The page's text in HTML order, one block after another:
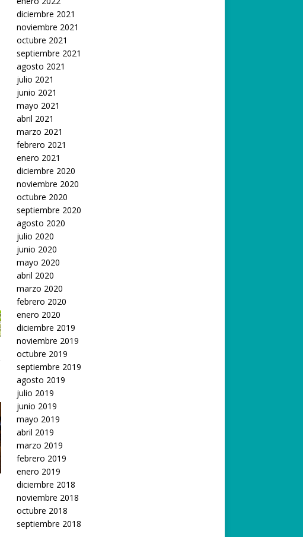
diciembre 2021
noviembre 2021
octubre 2021
septiembre 2021
agosto 2021
julio 2021
junio 2021
mayo 2021
abril 2021
marzo 2021
febrero 2021
enero 2021
diciembre 2020
noviembre 2020
octubre 2020
septiembre 2020
agosto 2020
julio 2020
junio 2020
mayo 2020
abril 2020
marzo 2020
febrero 2020
enero 2020
diciembre 2019
noviembre 2019
octubre 2019
septiembre 2019
agosto 2019
julio 2019
junio 2019
mayo 2019
abril 2019
marzo 2019
febrero 2019
enero 2019
diciembre 2018
noviembre 2018
octubre 2018
septiembre 2018